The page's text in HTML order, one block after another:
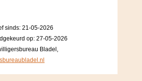
sinds: 21-05-2026
op: 27-05-2026
Bladel,